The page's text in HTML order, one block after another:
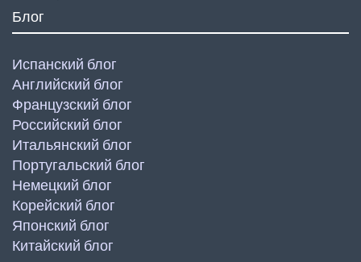
Блог
Испанский блог
Английский блог
Французский блог
Российский блог
Итальянский блог
Португальский блог
Немецкий блог
Корейский блог
Японский блог
Китайский блог